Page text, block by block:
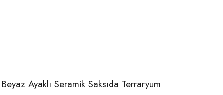
Beyaz Ayaklı Seramik Saksıda Terraryum